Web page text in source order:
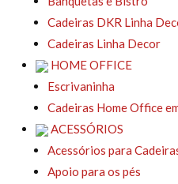
Cadeiras DKR Linha
Cadeiras Linha Decor
HOME OFFICE
Escrivaninha
Cadeiras Home Office
ACESSÓRIOS
Acessórios para
Apoio para os pés